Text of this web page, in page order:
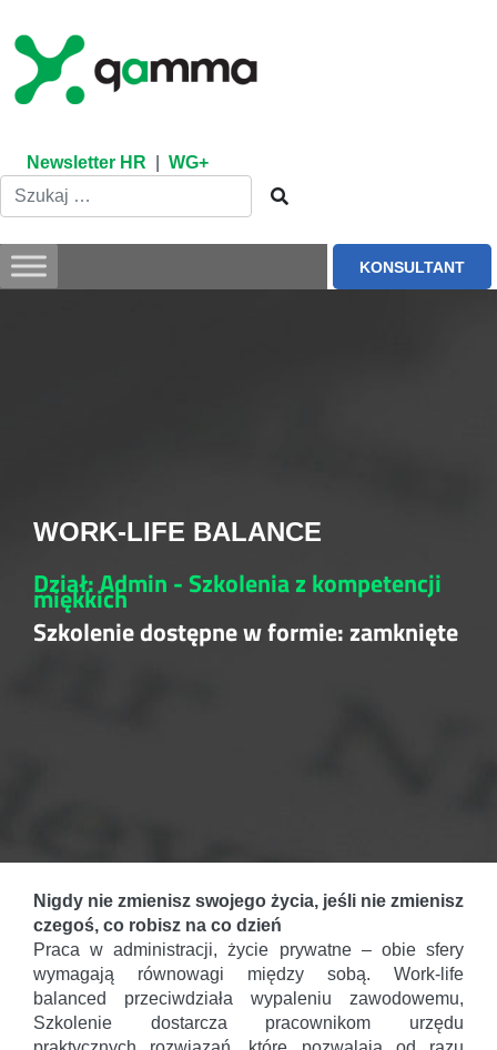
content
Newsletter HR WG+
KONSULTANT
WORK-LIFE BALANCE
Dział: Admin - Szkolenia z kompetencji
miękkich
Szkolenie dostępne w formie: zamknięte
Nigdy nie zmienisz swojego życia, jeśli nie zmienisz
czegoś, co robisz na co dzień
Praca w administracji, życie prywatne – obie sfery
wymagają równowagi między sobą. Work-life
balanced przeciwdziała wypaleniu zawodowemu,
Szkolenie dostarcza pracownikom urzędu